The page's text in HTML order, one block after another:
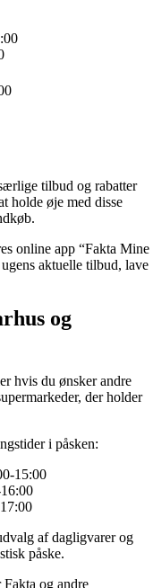
tilbud og rabatter
holde øje med disse
online app “Fakta Mine
aktuelle tilbud, lave
og
hvis du ønsker andre
der holder
i påsken:
15:00
af dagligvarer og
påske.
og andre